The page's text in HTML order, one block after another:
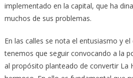
implementado en la capital, que ha
muchos de sus problemas.
En las calles se nota el entusiasmo y
tenemos que seguir convocando a la
al propósito planteado de convertir La